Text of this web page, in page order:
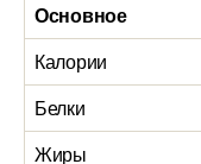
Основное
Калории
Белки
Жиры